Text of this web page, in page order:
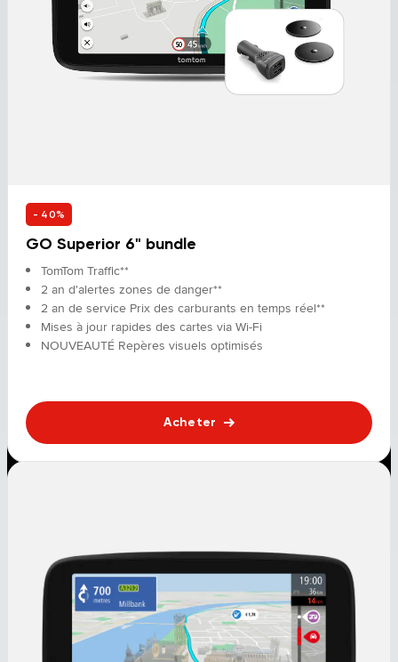
- 40%
GO Superior 6" bundle
TomTom Traffic**
2 an d'alertes zones de danger**
2 an de service Prix des carburants en temps réel**
Mises à jour rapides des cartes via Wi-Fi
NOUVEAUTÉ Repères visuels optimisés
Acheter